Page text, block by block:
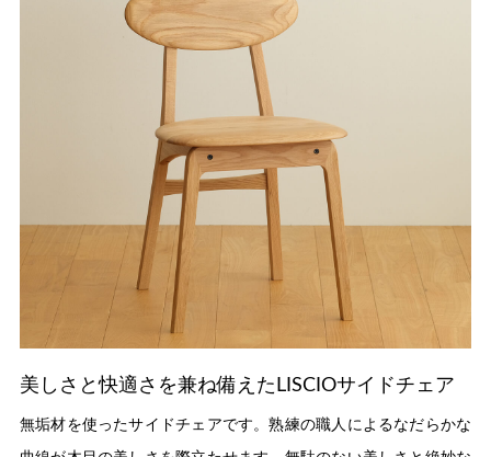
美しさと快適さを兼ね備えたLISCIOサイドチェア
無垢材を使ったサイドチェアです。熟練の職人によるなだらかな